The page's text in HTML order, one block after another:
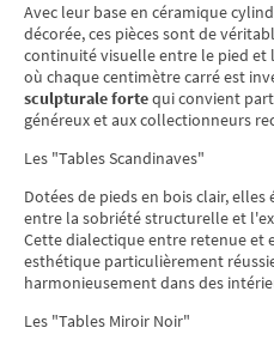
Avec leur base en céramique
décorée, ces pièces sont de
continuité visuelle entre le pied
où chaque centimètre carré est
sculpturale fortequi convient
généreux et aux collectionneurs
Les "Tables Scandinaves"
Dotées de pieds en bois clair,
entre la sobriété structurelle et
Cette dialectique entre retenue et
esthétique particulièrement
harmonieusement dans des
Les "Tables Miroir Noir"